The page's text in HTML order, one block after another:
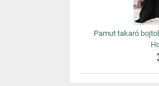
Pamut takaró